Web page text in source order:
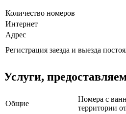
Количество номеров
Интернет
Адрес
Регистрация заезда и выезда
Услуги,
Общие
Номера с
территории